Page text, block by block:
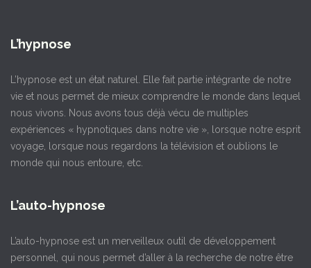
L’hypnose
L’hypnose est un état naturel. Elle fait partie intégrante de notre
vie et nous permet de mieux comprendre le monde dans lequel
nous vivons. Nous avons tous déjà vécu de multiples
expériences « hypnotiques dans notre vie », lorsque notre esprit
voyage, lorsque nous regardons la télévision et oublions le
monde qui nous entoure, etc.
L’auto-hypnose
L’auto-hypnose est un merveilleux outil de développement
personnel, qui nous permet d’aller à la recherche de notre être